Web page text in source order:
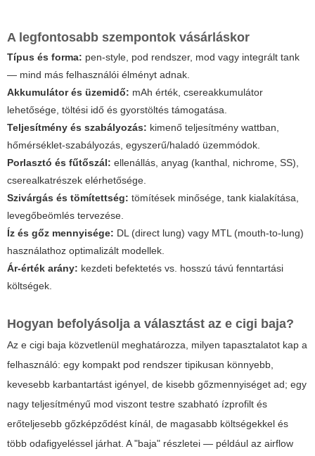
A legfontosabb szempontok vásárláskor
Típus és forma: pen-style, pod rendszer, mod vagy integrált tank
— mind más felhasználói élményt adnak.
Akkumulátor és üzemidő: mAh érték, csereakkumulátor
lehetősége, töltési idő és gyorstöltés támogatása.
Teljesítmény és szabályozás: kimenő teljesítmény wattban,
hőmérséklet-szabályozás, egyszerű/haladó üzemmódok.
Porlasztó és fűtőszál: ellenállás, anyag (kanthal, nichrome, SS),
cserealkatrészek elérhetősége.
Szivárgás és tömítettség: tömítések minősége, tank kialakítása,
levegőbeömlés tervezése.
Íz és gőz mennyisége: DL (direct lung) vagy MTL (mouth-to-lung)
használathoz optimalizált modellek.
Ár-érték arány: kezdeti befektetés vs. hosszú távú fenntartási
költségek.
Hogyan befolyásolja a választást az e cigi baja?
Az e cigi baja közvetlenül meghatározza, milyen tapasztalatot kap a
felhasználó: egy kompakt pod rendszer tipikusan könnyebb,
kevesebb karbantartást igényel, de kisebb gőzmennyiséget ad; egy
nagy teljesítményű mod viszont testre szabható ízprofilt és
erőteljesebb gőzképződést kínál, de magasabb költségekkel és
több odafigyeléssel járhat. A "baja" részletei — például az airflow